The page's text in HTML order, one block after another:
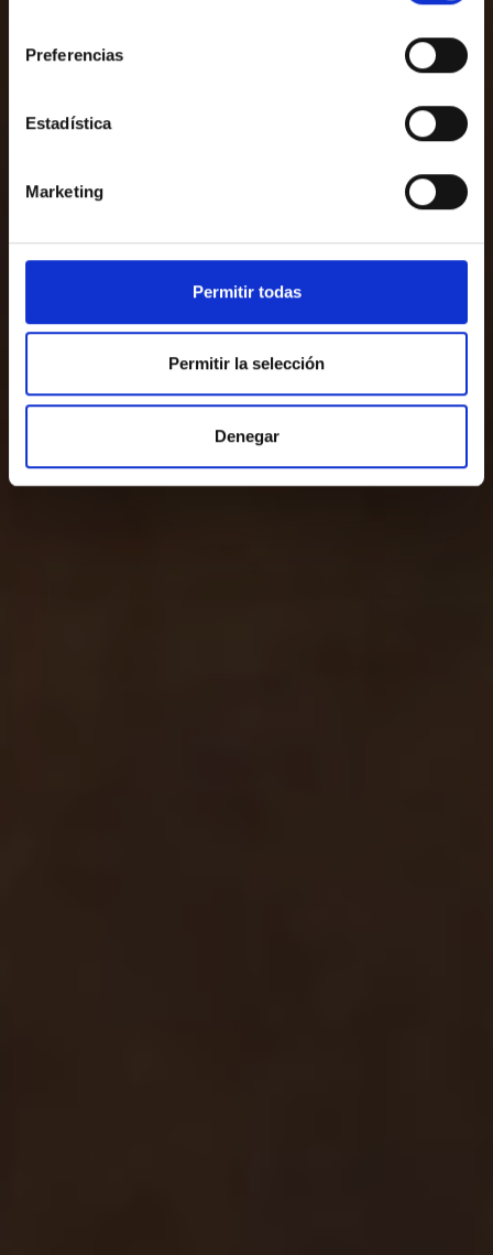
Preferencias
Estadística
Marketing
Permitir todas
Permitir la selección
Denegar